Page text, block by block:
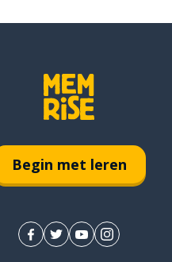
Begin met leren